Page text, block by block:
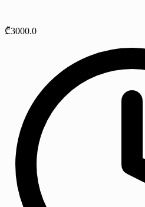
₾3000.0